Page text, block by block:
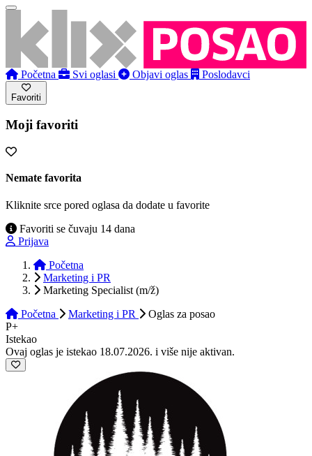
Početna Svi oglasi Objavi oglas Poslodavci
Favoriti
Moji favoriti
Nemate favorita
Kliknite srce pored oglasa da dodate u favorite
Favoriti se čuvaju 14 dana
Prijava
Početna
Marketing i PR
Marketing Specialist (m/ž)
Početna
Marketing i PR Oglas za posao
P+
Istekao
Ovaj oglas je istekao 18.07.2026. i više nije aktivan.